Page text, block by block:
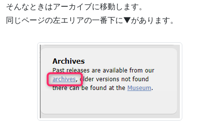
そんなときはアーカイブに移動します。
同じページの左エリアの一番下に▼があります。